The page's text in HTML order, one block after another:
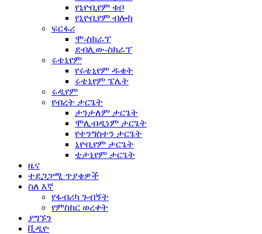
የኒዮቢየም ቱቦ
የኒዮቢየም ብሎክ
ፍርፋሪ
ሞ-ስክራፕ
ደብሊው-ስክራፕ
ሩቴኒየም
የሩቴኒየም ዱቄት
ሩቴኒየም ፔሌት
ሩዲየም
የብረት ታርጌት
ታንታለም ታርጌት
ሞሊብዲነም ታርጌት
የተንግስተን ታርጌት
ኒዮቢየም ታርጌት
ቲታኒየም ታርጌት
ዜና
ተደጋጋሚ ጥያቄዎች
ስለ እኛ
የፋብሪካ ጉብኝት
የምስክር ወረቀት
ያግኙን
ቪዲዮ